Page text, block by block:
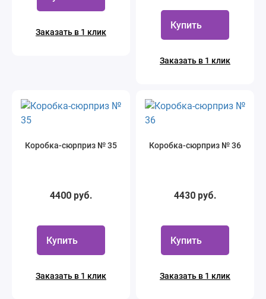
Заказать в 1 клик
Купить
Заказать в 1 клик
Коробка-сюрприз № 35
4400 руб.
Купить
Заказать в 1 клик
Коробка-сюрприз № 36
4430 руб.
Купить
Заказать в 1 клик